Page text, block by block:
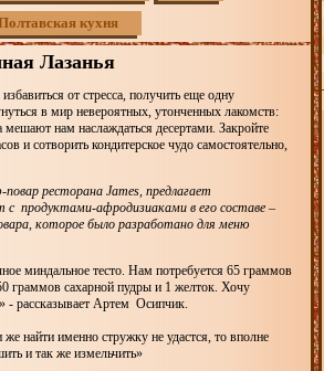
кухня
Лазанья
от стресса, получить еще одну
в мир невероятных, утонченных лакомств:
нам наслаждаться десертами. Закройте
и сотворить кондитерское чудо самостоятельно,
ресторана James, предлагает
продуктами-афродизиаками в его составе –
которое было разработано для меню
миндальное тесто. Нам потребуется 65 граммов
граммов сахарной пудры и 1 желток. Хочу
- рассказывает Артем Осипчик.
найти именно стружку не удастся, то вполне
и так же измельчить»